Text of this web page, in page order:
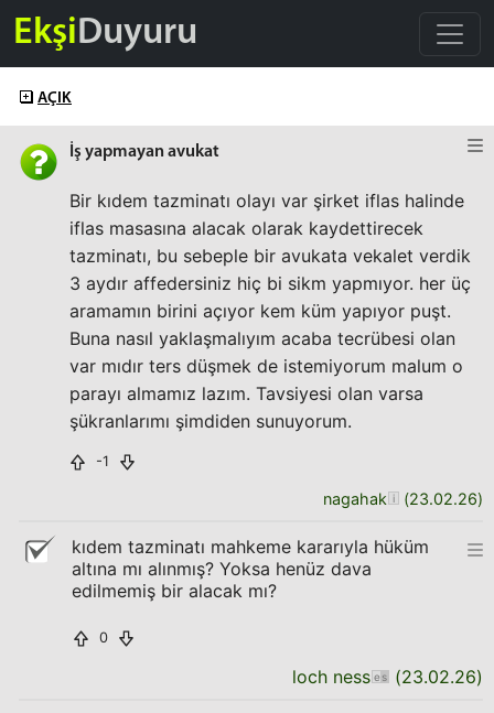
EkşiDuyuru
AÇIK
İş yapmayan avukat
Bir kıdem tazminatı olayı var şirket iflas halinde
iflas masasına alacak olarak kaydettirecek
tazminatı, bu sebeple bir avukata vekalet verdik
3 aydır affedersiniz hiç bi sikm yapmıyor. her üç
aramamın birini açıyor kem küm yapıyor puşt.
Buna nasıl yaklaşmalıyım acaba tecrübesi olan
var mıdır ters düşmek de istemiyorum malum o
parayı almamız lazım. Tavsiyesi olan varsa
şükranlarımı şimdiden sunuyorum.
-1
nagahak (23.02.26)
kıdem tazminatı mahkeme kararıyla hüküm
altına mı alınmış? Yoksa henüz dava
edilmemiş bir alacak mı?
0
loch ness (23.02.26)